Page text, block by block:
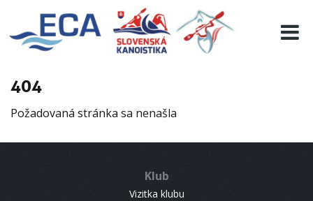
404
Požadovaná stránka sa nenašla
Klub
Vizitka klubu
EURO 19
INFO
RESULTS
CONTACT